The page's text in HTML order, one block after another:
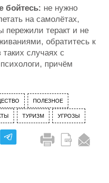
бойтесь: не нужно
на самолётах,
пережили теракт и не
обратитесь к
случаях с
причём
ПОЛЕЗНОЕ
ТУРИЗМ УГРОЗЫ